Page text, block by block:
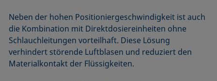
Neben der hohen Positioniergeschwindigkeit ist auch
die Kombination mit Direktdosiereinheiten ohne
Schlauchleitungen vorteilhaft. Diese Lösung
verhindert störende Luftblasen und reduziert den
Materialkontakt der Flüssigkeiten.